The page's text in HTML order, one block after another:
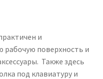
и
рабочую поверхность и
Также здесь
под клавиатуру и